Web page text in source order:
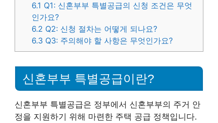
6.1 Q1: 신혼부부 특별공급의 신청 조건은 무엇
인가요?
6.2 Q2: 신청 절차는 어떻게 되나요?
6.3 Q3: 주의해야 할 사항은 무엇인가요?
신혼부부 특별공급이란?
신혼부부 특별공급은 정부에서 신혼부부의 주거 안
정을 지원하기 위해 마련한 주택 공급 정책입니다.